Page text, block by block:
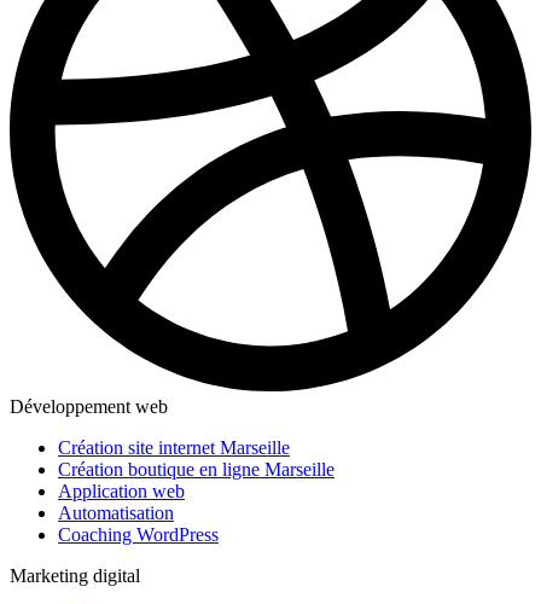
Développement web
Création site internet Marseille
Création boutique en ligne Marseille
Application web
Automatisation
Coaching WordPress
Marketing digital